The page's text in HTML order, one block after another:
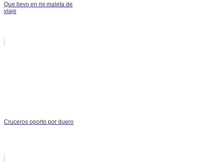
Que llevo en mi maleta de
viaje
Cruceros oporto por duero